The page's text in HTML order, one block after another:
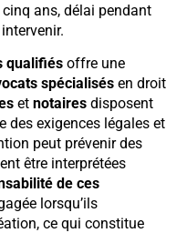
ans, délai pendant
qualifiés offre une
spécialisés en droit
et notaires disposent
des exigences légales et
peut prévenir des
être interprétées
de ces
lorsqu’ils
ce qui constitue